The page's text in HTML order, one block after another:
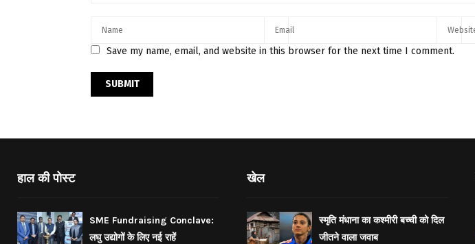
Save my name, email, and website in this browser for the next time I comment.
हाल की पोस्ट
SME Fundraising Conclave:
लघु उद्योगों के लिए नई राहें
खेल
स्मृति मंधाना का कश्मीरी बच्ची को दिल
जीतने वाला जवाब